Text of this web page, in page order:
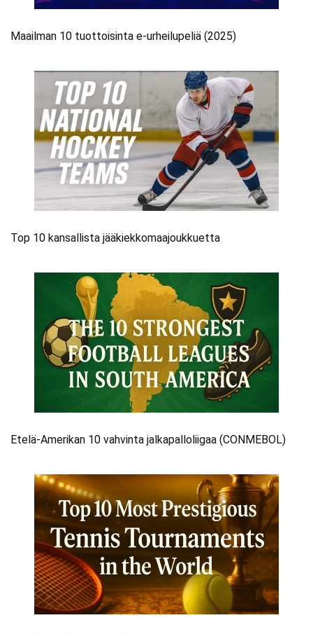
Maailman 10 tuottoisinta e-urheilupeliä (2025)
Top 10 kansallista jääkiekkomaajoukkuetta
Etelä-Amerikan 10 vahvinta jalkapalloliigaa (CONMEBOL)